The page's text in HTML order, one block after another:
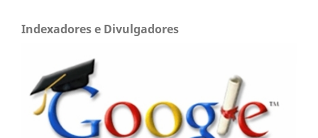
Indexadores e Divulgadores